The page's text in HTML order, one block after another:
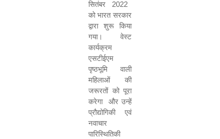
सितंबर 2022
को भारत सरकार
द्वारा शुरू किया
गया। वेस्‍ट
कार्यक्रम
एसटीईएम
पृष्ठभूमि वाली
महिलाओं की
जरूरतों को पूरा
करेगा
और उन्‍हें
प्रौद्योगिकी एवं
नवाचार
पारिस्थितिकी